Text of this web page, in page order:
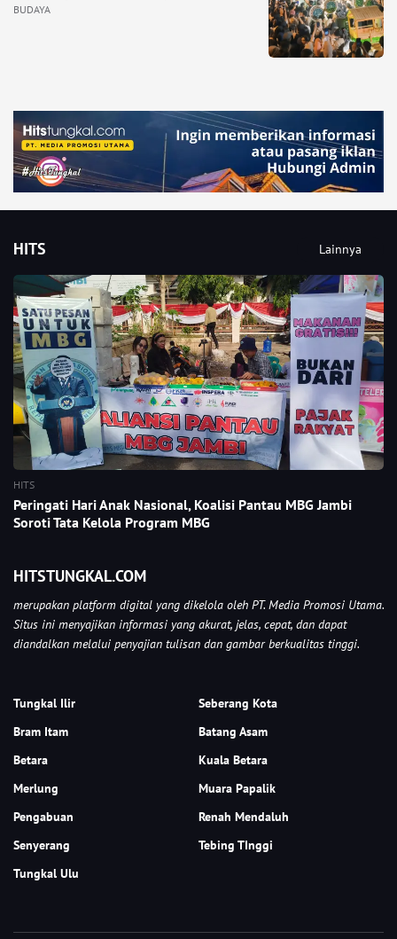
BUDAYA
HITS Lainnya
HITS
Peringati Hari Anak Nasional, Koalisi Pantau MBG Jambi
Soroti Tata Kelola Program MBG
HITSTUNGKAL.COM
merupakan platform digital yang dikelola oleh PT. Media Promosi Utama.
Situs ini menyajikan informasi yang akurat, jelas, cepat, dan dapat
diandalkan melalui penyajian tulisan dan gambar berkualitas tinggi.
Tungkal Ilir
Seberang Kota
Bram Itam
Batang Asam
Betara
Kuala Betara
Merlung
Muara Papalik
Pengabuan
Renah Mendaluh
Senyerang
Tebing TInggi
Tungkal Ulu